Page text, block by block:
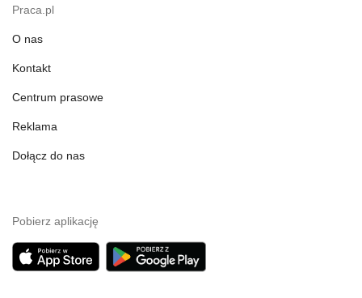
Praca.pl
O nas
Kontakt
Centrum prasowe
Reklama
Dołącz do nas
Pobierz aplikację